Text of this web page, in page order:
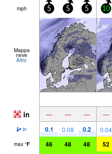
mph 5 5 5 10
Mappa
neve
Altro
in — — — —
in 0.1 0.08 0.2 0.04
max °F 46 48 48 52